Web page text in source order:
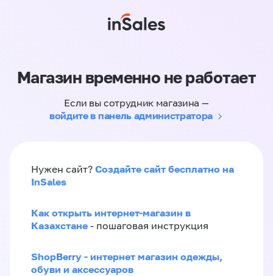
Магазин временно не работает
Если вы сотрудник магазина —
войдите в панель администратора
Нужен сайт? Создайте сайт бесплатно на
InSales
Как открыть интернет-магазин в
Казахстане - пошаговая инструкция
ShopBerry - интернет магазин одежды,
обуви и аксессуаров